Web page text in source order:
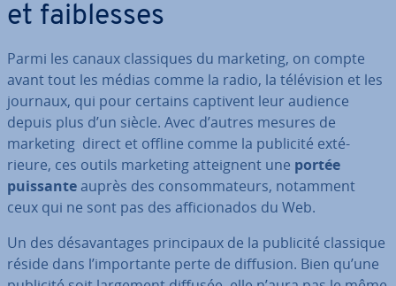
et fai­blesses
Parmi les canaux clas­siques du marketing, on compte
avant tout les médias comme la radio, la té­lé­vi­sion et les
journaux, qui pour certains captivent leur audience
depuis plus d’un siècle. Avec d’autres mesures de
marketing direct et offline comme la publicité ex­té­
rieure, ces outils marketing at­teig­nent une portée
puissanteauprès des con­som­ma­teurs, notamment
ceux qui ne sont pas des af­fi­cio­na­dos du Web.
Un des dé­sa­van­tages prin­ci­paux de la publicité classique
réside dans l’im­por­tante perte de diffusion. Bien qu’une